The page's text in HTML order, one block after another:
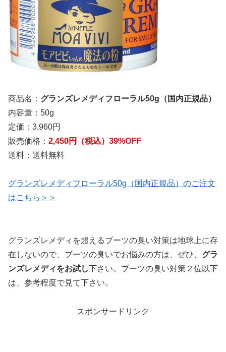
商品名： グランズレメディフローラル50g（国内正規品）
内容量：50g
定価：3,960円
販売価格： 2,450円（税込） 39%OFF
送料：送料無料
グランズレメディフローラル50g（国内正規品）のご注文
はこちら＞＞
グランズレメディを超えるブーツの臭い対策は地球上に存
在しないので、ブーツの臭いでお悩みの方は、ぜひ、 グラ
ンズレメディをお試し下さい。ブーツの臭い対策２位以下
は、参考程度で見て下さい。
スポンサードリンク